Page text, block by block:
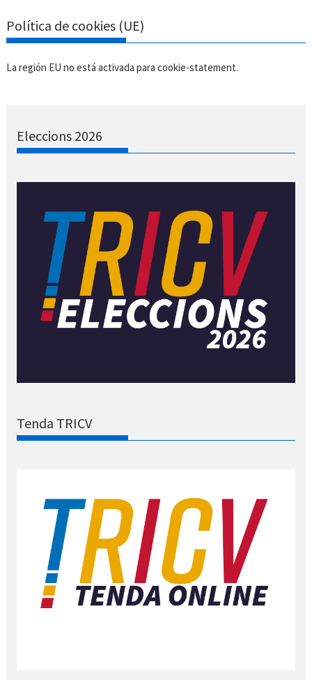
Política de cookies (UE)
La región EU no está activada para cookie-statement.
Eleccions 2026
Tenda TRICV